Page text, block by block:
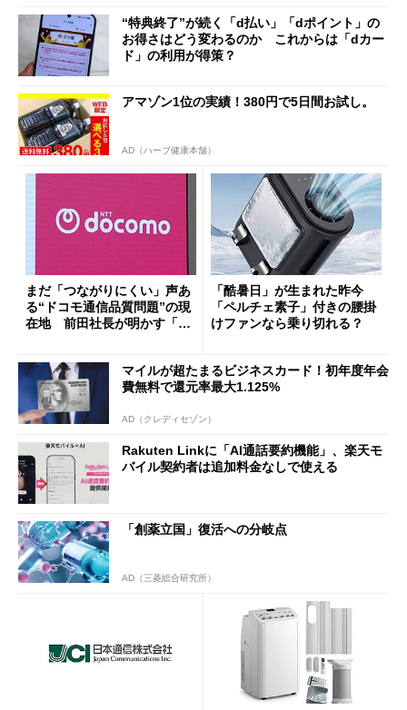
“特典終了”が続く「d払い」「dポイント」の
お得さはどう変わるのか これからは「dカー
ド」の利用が得策？
アマゾン1位の実績！380円で5日間お試し。
AD（ハーブ健康本舗）
まだ「つながりにくい」声あ
る“ドコモ通信品質問題”の現
在地 前田社長が明かす「道
「酷暑日」が生まれた昨今
「ペルチェ素子」付きの腰掛
けファンなら乗り切れる？
マイルが超たまるビジネスカード！初年度年会
費無料で還元率最大1.125%
AD（クレディセゾン）
Rakuten Linkに「AI通話要約機能」、楽天モ
バイル契約者は追加料金なしで使える
「創薬立国」復活への分岐点
AD（三菱総合研究所）